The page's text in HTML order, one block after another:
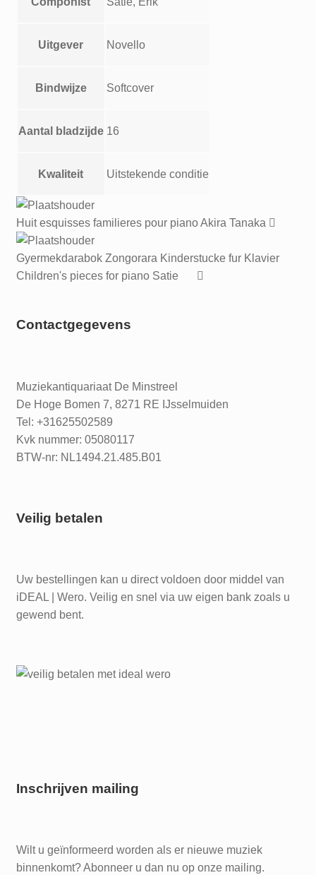
Uitgever Novello
Bindwijze Softcover
Aantal bladzijde 16
Kwaliteit Uitstekende conditie
Huit esquisses familieres pour piano Akira Tanaka
Gyermekdarabok Zongorara Kinderstucke fur Klavier
Children's pieces for piano Satie
Contactgegevens
Muziekantiquariaat De Minstreel
De Hoge Bomen 7, 8271 RE IJsselmuiden
Tel: +31625502589
Kvk nummer: 05080117
BTW-nr: NL1494.21.485.B01
Veilig betalen
Uw bestellingen kan u direct voldoen door middel van
iDEAL | Wero. Veilig en snel via uw eigen bank zoals u
gewend bent.
Inschrijven mailing
Wilt u geïnformeerd worden als er nieuwe muziek
binnenkomt? Abonneer u dan nu op onze mailing.